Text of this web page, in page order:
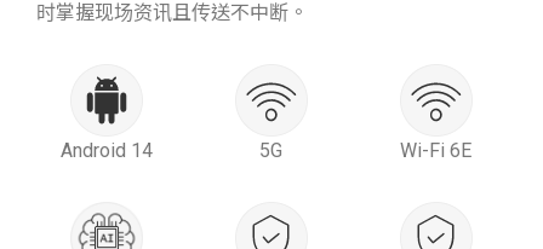
时掌握现场资讯且传送不中断。
Android 14 5G Wi-Fi 6E